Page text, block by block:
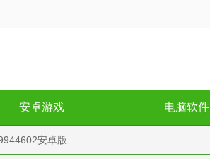
安卓游戏 电脑软件
安卓版